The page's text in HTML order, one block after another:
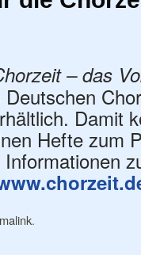
– das
Damit
Hefte zum
.